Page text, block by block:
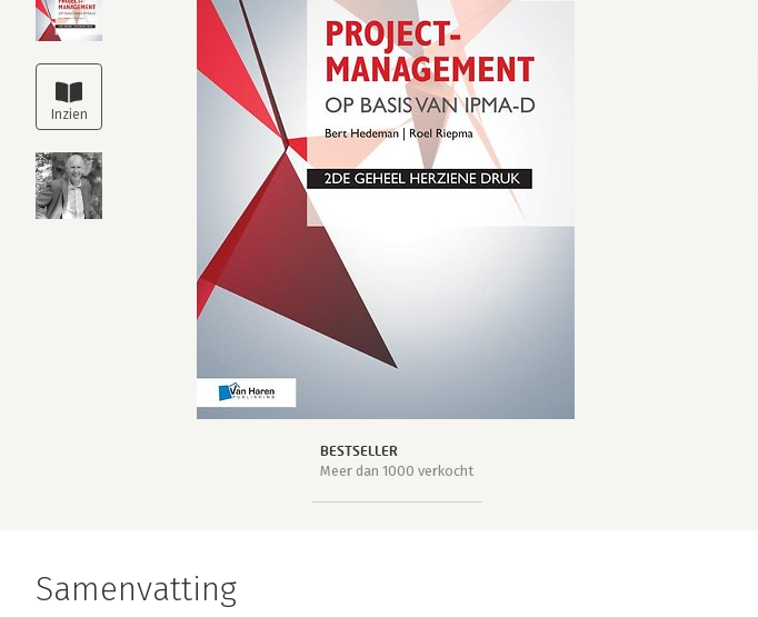
BESTSELLER
Meer dan 1000 verkocht
Samenvatting